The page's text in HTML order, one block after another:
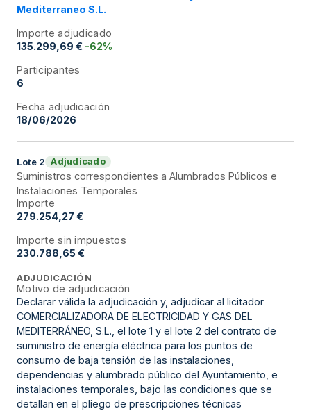
Mediterraneo S.L.
Importe adjudicado
135.299,69 € -62%
Participantes
6
Fecha adjudicación
18/06/2026
Lote 2 Adjudicado
Suministros correspondientes a Alumbrados Públicos e
Instalaciones Temporales
Importe
279.254,27 €
Importe sin impuestos
230.788,65 €
ADJUDICACIÓN
Motivo de adjudicación
Declarar válida la adjudicación y, adjudicar al licitador
COMERCIALIZADORA DE ELECTRICIDAD Y GAS DEL
MEDITERRÁNEO, S.L., el lote 1 y el lote 2 del contrato de
suministro de energía eléctrica para los puntos de
consumo de baja tensión de las instalaciones,
dependencias y alumbrado público del Ayuntamiento, e
instalaciones temporales, bajo las condiciones que se
detallan en el pliego de prescripciones técnicas